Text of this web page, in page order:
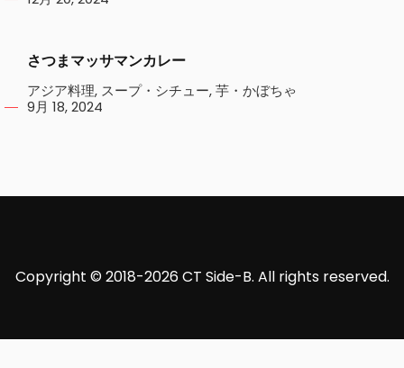
さつまマッサマンカレー
アジア料理, スープ・シチュー,芋・かぼちゃ
9月 18, 2024
Copyright © 2018-2026 CT Side-B. All rights reserved.